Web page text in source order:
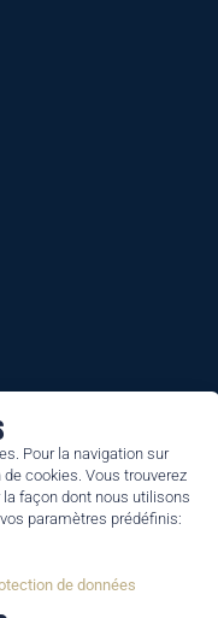
Pour la navigation sur
cookies. Vous trouverez
façon dont nous utilisons
paramètres prédéfinis:
de données